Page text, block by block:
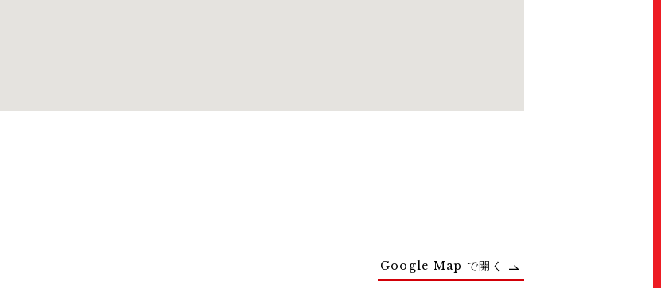
Google Map で開く